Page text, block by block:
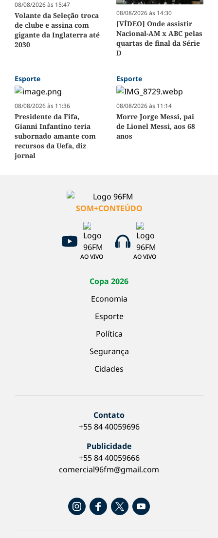
08/08/2026 às 15:47
Volante da Seleção troca
de clube e assina com
gigante da Inglaterra até
2030
08/08/2026 às 14:30
[VÍDEO] Onde assistir
Nacional-AM x ABC pelas
quartas de final da Série
D
Esporte
08/08/2026 às 11:36
Presidente da Fifa,
Gianni Infantino teria
subornado amante com
recursos da Uefa, diz
jornal
Esporte
08/08/2026 às 11:14
Morre Jorge Messi, pai
de Lionel Messi, aos 68
anos
SOM+CONTEÚDO
AO VIVO AO VIVO
Copa 2026
Economia
Esporte
Política
Segurança
Cidades
Contato
+55 84 40059696
Publicidade
+55 84 40059666
comercial96fm@gmail.com